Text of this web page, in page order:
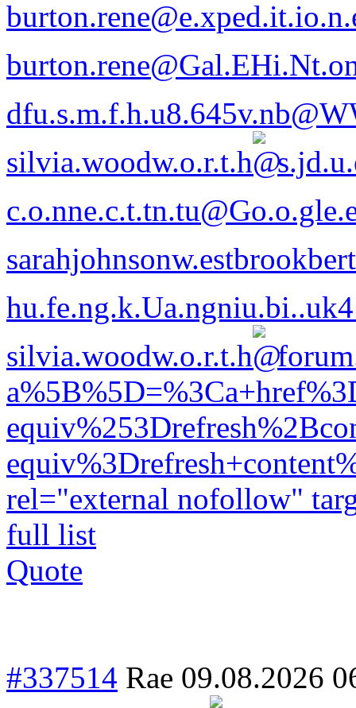
burton.rene@
burton.rene@
dfu.s.m.f.h.u8.645v.nb@
silvia.woodw.o.r.t.h
c.o.nne.c.t.tn.tu
sarahjohnsonw.estb
silvia.woodw.o.r.t.h
rel="external nofollow"
full list
Quote
#337514 Rae 09.08.2026